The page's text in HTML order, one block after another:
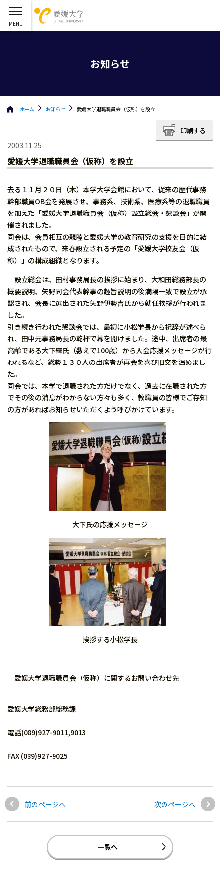
お知らせ
ホーム お知らせ 愛媛大学退職職員会（仮称）を設立
印刷する
2003.11.25
愛媛大学退職職員会（仮称）を設立
去る１１月２０日（木）本学大学会館において、従来の歴代事務
幹部職員OB会を発展させ、事務系、技術系、医療系等の退職職員
を加えた「愛媛大学退職職員会（仮称）設立総会・懇談会」が開
催されました。
同会は、会員相互の親睦と愛媛大学の教育研究の支援を目的に結
成されたもので、来春設立される予定の「愛媛大学校友会（仮
称）」の構成組織となります。
設立総会は、田村事務局長の挨拶に始まり、大和田総務部長の
概要説明、矢野同会代表幹事の趣旨説明の後満場一致で設立が承
認され、会長に選出された矢野伊勢吉氏から就任挨拶が行われま
した。
引き続き行われた懇談会では、最初に小松学長から祝辞が述べら
れ、田中元事務局長の乾杯で幕を開けました。途中、出席者の最
高齢である大下繹氏（数えで100歳）から入会応援メッセージが行
われるなど、総勢１３０人の出席者が再会を喜び旧交を温めまし
た。
同会では、本学で退職された方だけでなく、過去に在職された方
でその後の消息がわからない方々も多く、教職員の皆様でご存知
の方があればお知らせいただくよう呼びかけています。
大下氏の応援メッセージ
挨拶する小松学長
愛媛大学退職職員会（仮称）に関するお問い合わせ先
愛媛大学総務部総務課
電話(089)927-9011,9013
FAX (089)927-9025
前のページへ 次のページへ
一覧へ